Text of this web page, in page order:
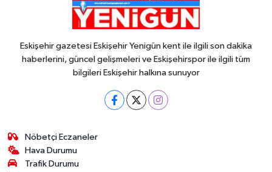
Eskişehir gazetesi Eskişehir Yenigün kent ile ilgili son dakika
haberlerini, güncel gelişmeleri ve Eskişehirspor ile ilgili tüm
bilgileri Eskişehir halkına sunuyor
Nöbetçi Eczaneler
Hava Durumu
Trafik Durumu